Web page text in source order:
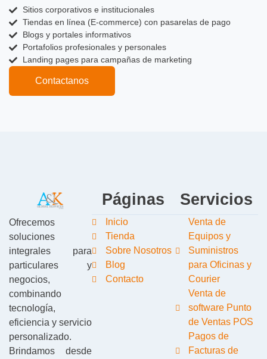
Sitios corporativos e institucionales
Tiendas en línea (E-commerce) con pasarelas de pago
Blogs y portales informativos
Portafolios profesionales y personales
Landing pages para campañas de marketing
Contactanos
Ofrecemos
soluciones
integrales para
particulares y
negocios,
combinando
tecnología,
eficiencia y servicio
personalizado.
Brindamos desde
Páginas
Inicio
Tienda
Sobre Nosotros
Blog
Contacto
Servicios
Venta de
Equipos y
Suministros
para Oficinas y
Courier
Venta de
software Punto
de Ventas POS
Pagos de
Facturas de